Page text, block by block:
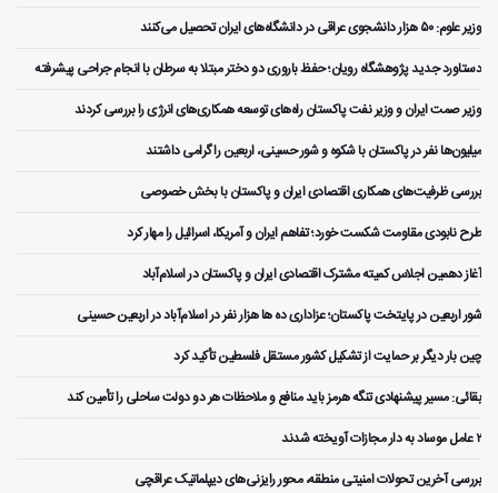
وزیر علوم: ۵۰ هزار دانشجوی عراقی در دانشگاه‌های ایران تحصیل می‌کنند
دستاورد جدید پژوهشگاه رویان؛ حفظ باروری دو دختر مبتلا به سرطان با انجام جراحی پیشرفته
وزیر صمت ایران و وزیر نفت پاکستان راه‌های توسعه همکاری‌های انرژی را بررسی کردند
میلیون‌ها نفر در پاکستان با شکوه و شور حسینی، اربعین را گرامی داشتند
بررسی ظرفیت‌های همکاری اقتصادی ایران و پاکستان با بخش خصوصی
طرح نابودی مقاومت شکست خورد؛ تفاهم ایران و آمریکا، اسرائیل را مهار کرد
آغاز دهمین اجلاس کمیته مشترک اقتصادی ایران و پاکستان در اسلام‌آباد
شور اربعین در پایتخت پاکستان؛ عزاداری ده ها هزار نفر در اسلام‌آباد در اربعین حسینی
چین بار دیگر بر حمایت از تشکیل کشور مستقل فلسطین تأکید کرد
بقائی: مسیر پیشنهادی تنگه هرمز باید منافع و ملاحظات هر دو دولت ساحلی را تأمین کند
۲ عامل موساد به دار مجازات آویخته شدند
بررسی آخرین تحولات امنیتی منطقه، محور رایزنی‌های دیپلماتیک عراقچی